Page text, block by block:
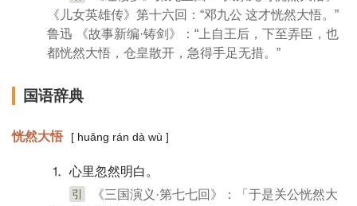
《儿女英雄传》第十六回：“邓九公 这才恍然大悟。”
鲁迅 《故事新编·铸剑》：“上自王后，下至弄臣，也
都恍然大悟，仓皇散开，急得手足无措。”
国语辞典
恍然大悟 [ huǎng rán dà wù ]
⒈ 心里忽然明白。
引
《三国演义·第七七回》：「于是关公恍然大